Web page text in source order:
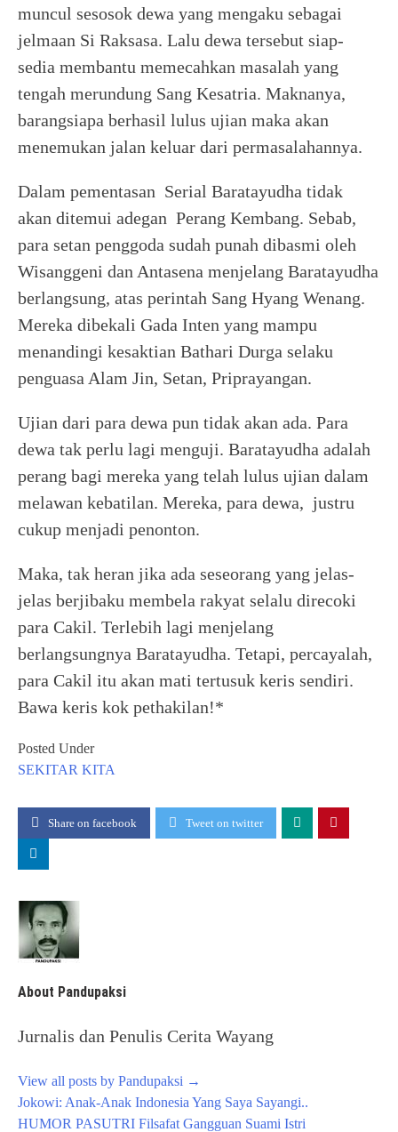
muncul sesosok dewa yang mengaku sebagai
jelmaan Si Raksasa. Lalu dewa tersebut siap-
sedia membantu memecahkan masalah yang
tengah merundung Sang Kesatria. Maknanya,
barangsiapa berhasil lulus ujian maka akan
menemukan jalan keluar dari permasalahannya.
Dalam pementasan Serial Baratayudha tidak
akan ditemui adegan Perang Kembang. Sebab,
para setan penggoda sudah punah dibasmi oleh
Wisanggeni dan Antasena menjelang Baratayudha
berlangsung, atas perintah Sang Hyang Wenang.
Mereka dibekali Gada Inten yang mampu
menandingi kesaktian Bathari Durga selaku
penguasa Alam Jin, Setan, Priprayangan.
Ujian dari para dewa pun tidak akan ada. Para
dewa tak perlu lagi menguji. Baratayudha adalah
perang bagi mereka yang telah lulus ujian dalam
melawan kebatilan. Mereka, para dewa, justru
cukup menjadi penonton.
Maka, tak heran jika ada seseorang yang jelas-
jelas berjibaku membela rakyat selalu direcoki
para Cakil. Terlebih lagi menjelang
berlangsungnya Baratayudha. Tetapi, percayalah,
para Cakil itu akan mati tertusuk keris sendiri.
Bawa keris kok pethakilan!*
Posted Under
SEKITAR KITA
Share on facebook Tweet on twitter
About Pandupaksi
Jurnalis dan Penulis Cerita Wayang
View all posts by Pandupaksi →
Post
navigation
Jokowi: Anak-Anak Indonesia Yang Saya Sayangi..
HUMOR PASUTRI Filsafat Gangguan Suami Istri